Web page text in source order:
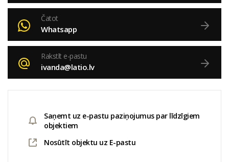
Čatot
Whatsapp
Rakstīt e-pastu
ivanda@latio.lv
Saņemt uz e-pastu paziņojumus par līdzīgiem
objektiem
Nosūtīt objektu uz E-pastu